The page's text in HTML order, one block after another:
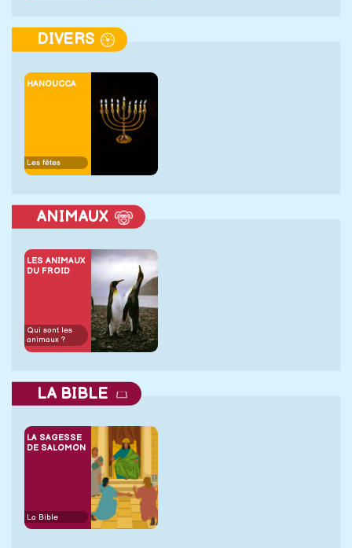
DIVERS
HANOUCCA
Les fêtes
ANIMAUX
LES ANIMAUX
DU FROID
Qui sont les
animaux ?
LA BIBLE
LA SAGESSE
DE SALOMON
La Bible